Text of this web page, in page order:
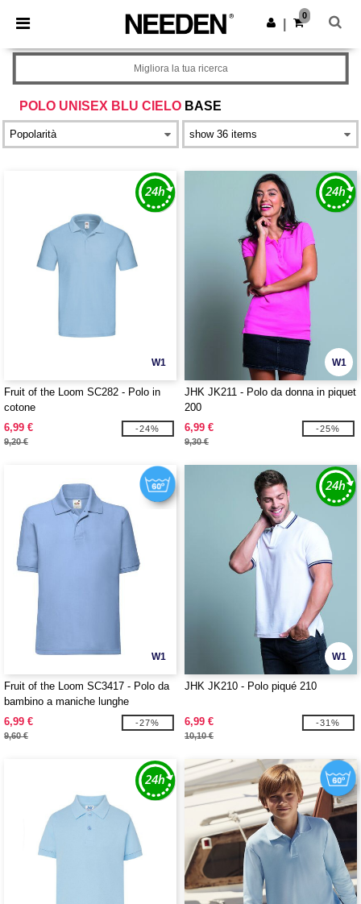
× App Needen
Prezzi migliori sull'app!
Scarica app
0
POLO UNISEX BLU CIELO BASE
Migliora la tua ricerca
W1
Fruit of the Loom SC282 - Polo in
cotone
6,99 €
9,20 €
-24%
W1
JHK JK211 - Polo da donna in piquet
200
6,99 €
9,30 €
-25%
W1
Fruit of the Loom SC3417 - Polo da
bambino a maniche lunghe
6,99 €
9,60 €
-27%
W1
JHK JK210 - Polo piqué 210
6,99 €
10,10 €
-31%